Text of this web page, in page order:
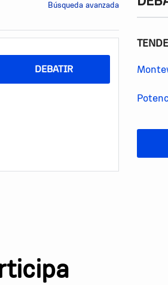
Búsqueda avanzada
DEBATIR